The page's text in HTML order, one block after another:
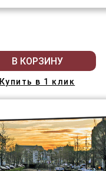
В КОРЗИНУ
Купить в 1 клик